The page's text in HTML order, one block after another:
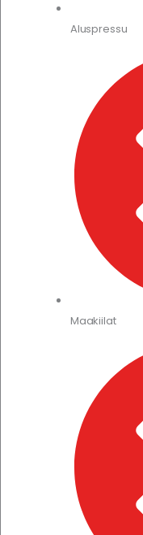
Aluspressu
Maakiilat